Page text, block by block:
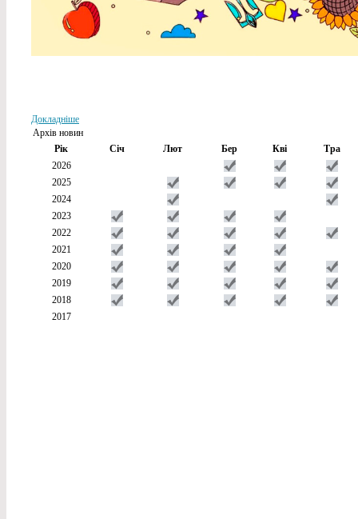
Докладніше
Архів новин
Рік
Січ Лют Бер Кві
Тра
2026
2025
2024
2023
2022
2021
2020
2019
2018
2017